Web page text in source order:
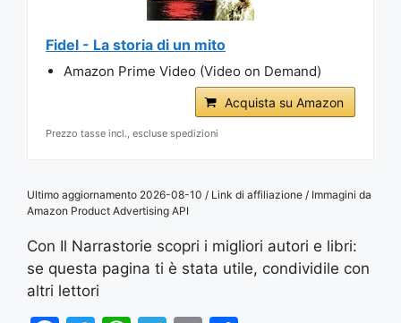
Fidel - La storia di un mito
Amazon Prime Video (Video on Demand)
Acquista su Amazon
Prezzo tasse incl., escluse spedizioni
Ultimo aggiornamento 2026-08-10 / Link di affiliazione / Immagini da
Amazon Product Advertising API
Con Il Narrastorie scopri i migliori autori e libri:
se questa pagina ti è stata utile, condividile con
altri lettori